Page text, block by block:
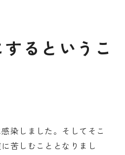
する と い う こ
染しました。そしてそこ
苦しむこととなりまし